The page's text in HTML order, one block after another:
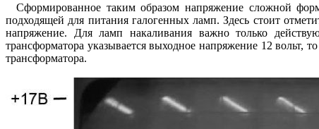
Сформированное таким образом напряжение сложной
подходящей для питания галогенных ламп. Здесь стоит
напряжение. Для ламп накаливания важно только
трансформатора указывается выходное напряжение 12
трансформатора.